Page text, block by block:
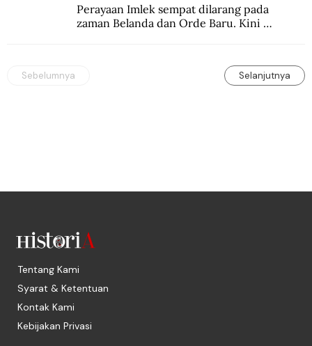
Perayaan Imlek sempat dilarang pada
zaman Belanda dan Orde Baru. Kini
Sebelumnya Selanjutnya
Tentang Kami
Syarat & Ketentuan
Kontak Kami
Kebijakan Privasi